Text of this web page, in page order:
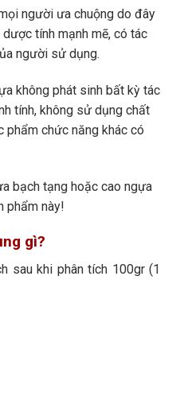
người ưa chuộng do đây
tính mạnh mẽ, có tác
người sử dụng.
không phát sinh bất kỳ tác
tính, không sử dụng chất
phẩm chức năng khác có
bạch tạng hoặc cao ngựa
phẩm này!
gì?
sau khi phân tích 100gr (1